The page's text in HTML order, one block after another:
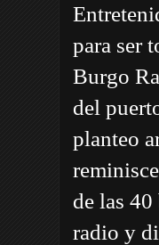
para ser
Burgo
del
planteo
de las
radio y